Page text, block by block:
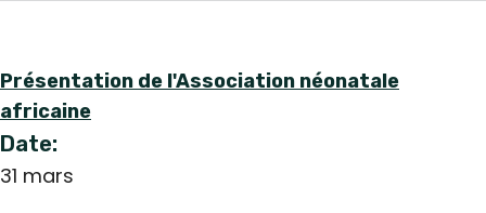
Présentation de l'Association néonatale
africaine
Date:
31 mars